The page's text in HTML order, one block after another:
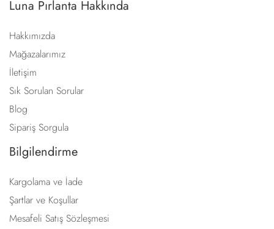
Luna Pırlanta Hakkında
Hakkımızda
Mağazalarımız
İletişim
Sık Sorulan Sorular
Blog
Sipariş Sorgula
Bilgilendirme
Kargolama ve İade
Şartlar ve Koşullar
Mesafeli Satış Sözleşmesi